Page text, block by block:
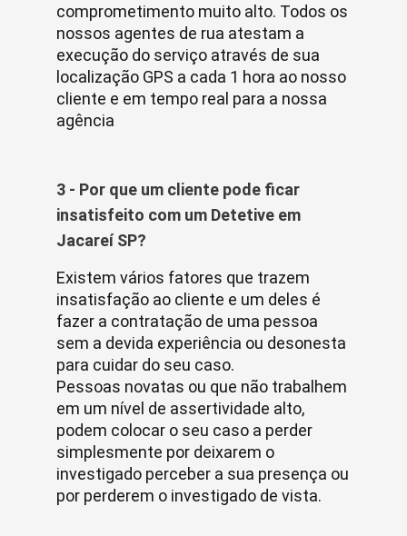
comprometimento muito alto. Todos os
nossos agentes de rua atestam a
execução do serviço através de sua
localização GPS a cada 1 hora ao nosso
cliente e em tempo real para a nossa
agência
3 - Por que um cliente pode ficar
insatisfeito com um Detetive em
Jacareí SP?
Existem vários fatores que trazem
insatisfação ao cliente e um deles é
fazer a contratação de uma pessoa
sem a devida experiência ou desonesta
para cuidar do seu caso.
Pessoas novatas ou que não trabalhem
em um nível de assertividade alto,
podem colocar o seu caso a perder
simplesmente por deixarem o
investigado perceber a sua presença ou
por perderem o investigado de vista.